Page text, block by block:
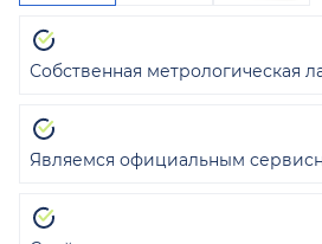
Собственная метрологическая
Являемся официальным